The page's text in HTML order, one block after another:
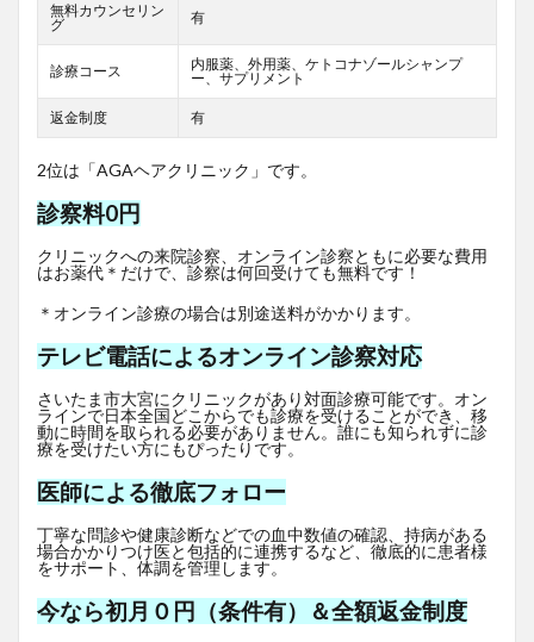
無料カウンセリン
グ
有
診療コース
内服薬、外用薬、ケトコナゾールシャンプ
ー、サプリメント
返金制度 有
2位は「AGAヘアクリニック」です。
診察料0円
クリニックへの来院診察、オンライン診察ともに必要な費用
はお薬代＊だけで、診察は何回受けても無料です！
＊オンライン診療の場合は別途送料がかかります。
テレビ電話によるオンライン診察対応
さいたま市大宮にクリニックがあり対面診療可能です。オン
ラインで日本全国どこからでも診療を受けることができ、移
動に時間を取られる必要がありません。誰にも知られずに診
療を受けたい方にもぴったりです。
医師による徹底フォロー
丁寧な問診や健康診断などでの血中数値の確認、持病がある
場合かかりつけ医と包括的に連携するなど、徹底的に患者様
をサポート、体調を管理します。
今なら初月０円（条件有）＆全額返金制度